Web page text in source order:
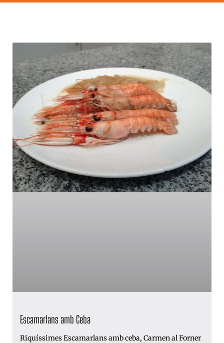
Escamarlans amb Ceba
Riquíssimes Escamarlans amb ceba, Carmen al Forner
PàginaPàgina